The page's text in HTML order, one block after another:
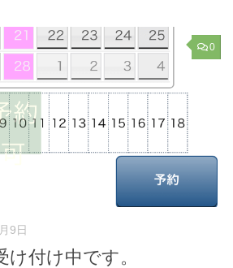
0
9日
付け中です。